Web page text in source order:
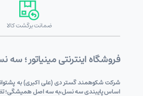
ضمانت برگشت کالا
فروشگاه اینترنتی مینیاتور ؛
اساس پایبندی سه نسل،به سه اصل همیشگی؛